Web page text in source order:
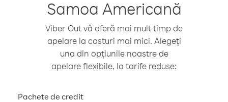
Samoa Americană
Viber Out vă oferă mai mult timp de
apelare la costuri mai mici. Alegeți
una din opțiunile noastre de
apelare flexibile, la tarife reduse:
Pachete de credit